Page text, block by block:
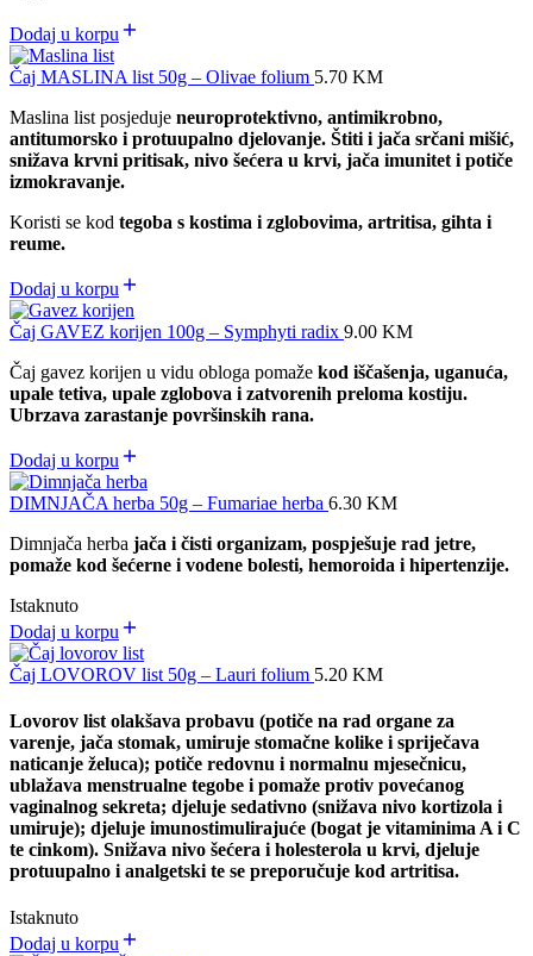
Dodaj u korpu
Čaj MASLINA list 50g – Olivae folium 5.70 KM
Maslina list posjeduje neuroprotektivno, antimikrobno,
antitumorsko i protuupalno djelovanje. Štiti i jača srčani mišić,
snižava krvni pritisak, nivo šećera u krvi, jača imunitet i potiče
izmokravanje.
Koristi se kod tegoba s kostima i zglobovima, artritisa, gihta i
reume.
Dodaj u korpu
Čaj GAVEZ korijen 100g – Symphyti radix 9.00 KM
Čaj gavez korijen u vidu obloga pomaže kod iščašenja, uganuća,
upale tetiva, upale zglobova i zatvorenih preloma kostiju.
Ubrzava zarastanje površinskih rana.
Dodaj u korpu
DIMNJAČA herba 50g – Fumariae herba 6.30 KM
Dimnjača herba jača i čisti organizam, pospješuje rad jetre,
pomaže kod šećerne i vodene bolesti, hemoroida i hipertenzije.
Istaknuto
Dodaj u korpu
Čaj LOVOROV list 50g – Lauri folium 5.20 KM
Lovorov list olakšava probavu (potiče na rad organe za
varenje, jača stomak, umiruje stomačne kolike i spriječava
naticanje želuca); potiče redovnu i normalnu mjesečnicu,
ublažava menstrualne tegobe i pomaže protiv povećanog
vaginalnog sekreta; djeluje sedativno (snižava nivo kortizola i
umiruje); djeluje imunostimulirajuće (bogat je vitaminima A i C
te cinkom). Snižava nivo šećera i holesterola u krvi, djeluje
protuupalno i analgetski te se preporučuje kod artritisa.
Istaknuto
Dodaj u korpu